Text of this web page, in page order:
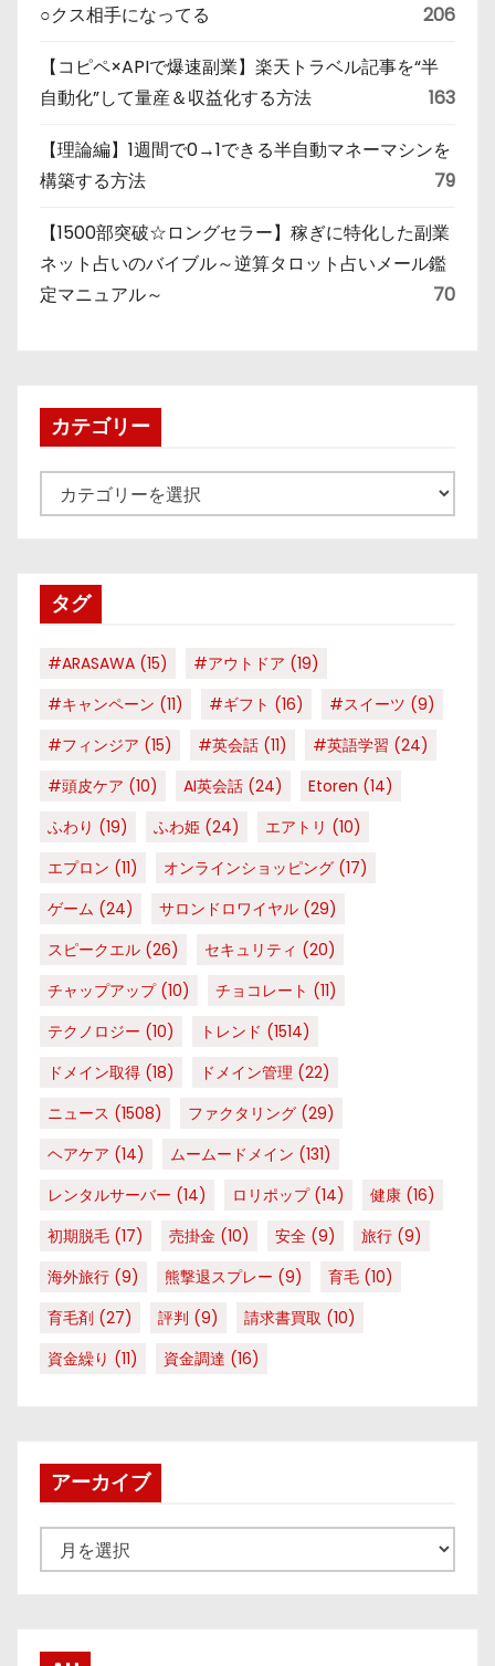
○クス相手になってる
206
【コピペ×APIで爆速副業】楽天トラベル記事を“半
自動化”して量産＆収益化する方法
163
【理論編】1週間で0→1できる半自動マネーマシンを
構築する方法
79
【1500部突破☆ロングセラー】稼ぎに特化した副業
ネット占いのバイブル～逆算タロット占いメール鑑
定マニュアル～
70
カテゴリー
テ
ータグ
#ARASAWA (15) #アウトドア (19)
#キャンペーン (11) #ギフト (16) #スイーツ (9)
#フィンジア (15) #英会話 (11) #英語学習 (24)
#頭皮ケア (10) AI英会話 (24) Etoren (14)
ふわり (19) ふわ姫 (24) エアトリ (10)
エプロン (11) オンラインショッピング (17)
ゲーム (24) サロンドロワイヤル (29)
スピークエル (26) セキュリティ (20)
チャップアップ(10) チョコレート (11)
テクノロジー (10) トレンド (1514)
ドメイン取得 (18) ドメイン管理 (22)
ニュース (1508) ファクタリング (29)
ヘアケア (14) ムームードメイン (131)
レンタルサーバー (14) ロリポップ(14) 健康 (16)
初期脱毛 (17) 売掛金 (10) 安全 (9) 旅行 (9)
海外旅行 (9) 熊撃退スプレー (9) 育毛 (10)
育毛剤 (27) 評判 (9) 請求書買取 (10)
資金繰り (11) 資金調達 (16)
アーカイブ
ー